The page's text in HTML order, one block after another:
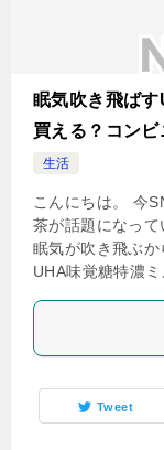
眠気吹き飛ば
買える？コンビ
生活
こんにちは。 今
茶が話題になって
眠気が吹き飛ぶ
UHA味覚糖特濃
Tweet